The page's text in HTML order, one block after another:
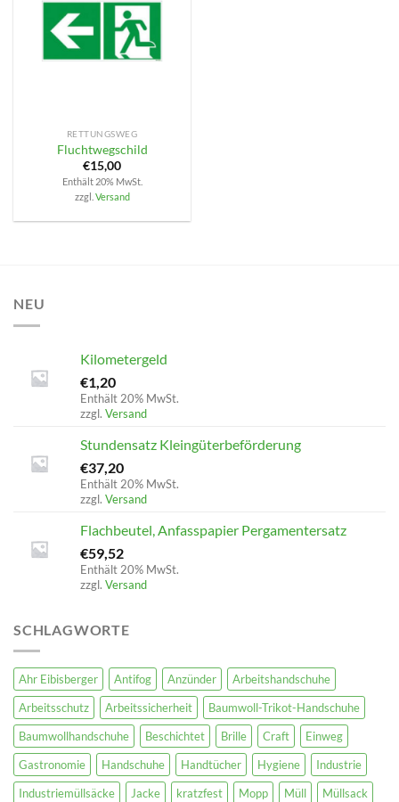
RETTUNGSWEG
Fluchtwegschild
€15,00
Enthält 20% MwSt.
zzgl. Versand
NEU
Kilometergeld
€1,20
Enthält 20% MwSt.
zzgl. Versand
Stundensatz Kleingüterbeförderung
€37,20
Enthält 20% MwSt.
zzgl. Versand
Flachbeutel, Anfasspapier Pergamentersatz
€59,52
Enthält 20% MwSt.
zzgl. Versand
SCHLAGWORTE
Ahr Eibisberger Antifog Anzünder
Arbeitshandschuhe
Arbeitsschutz
Arbeitssicherheit
Baumwoll-Trikot-Handschuhe
Baumwollhandschuhe
Beschichtet Brille Craft
Einweg
Gastronomie
Handschuhe Handtücher Hygiene
Industrie
Industriemüllsäcke
Jacke kratzfest Mopp Müll
Müllsack